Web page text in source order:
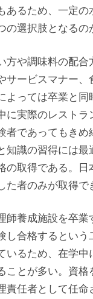
るため、一定
選択肢となるの
や調味料の配
ービスマナー、
っては卒業と
実際のレスト
であってもき
知識の習得には
取得である。
者のみが取得で
養成施設を卒
合格するとい
るため、在学
ことが多い。資
任者として任